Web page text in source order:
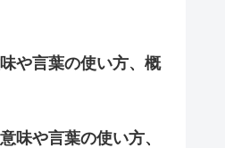
や言葉の使い方、概
味や言葉の使い方、